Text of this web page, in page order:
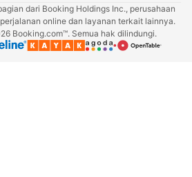
dari Booking Holdings Inc., perusahaan
online dan layanan terkait lainnya.
Booking.com™. Semua hak dilindungi.